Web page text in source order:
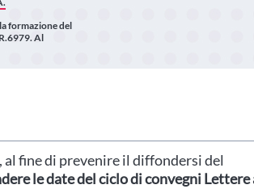
formazione del
Al
fine di prevenire il diffondersi del
le date del ciclo di convegni Lettere